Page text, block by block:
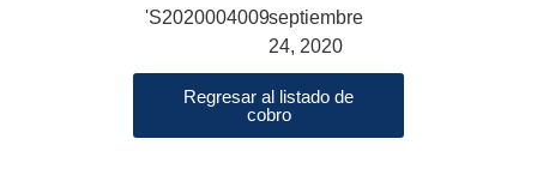
'S2020004009septiembre
24, 2020
Regresar al listado de
cobro